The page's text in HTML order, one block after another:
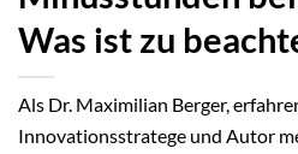
Was ist zu
Als Dr. Maximilian Berger,
Innovationsstratege und Autor